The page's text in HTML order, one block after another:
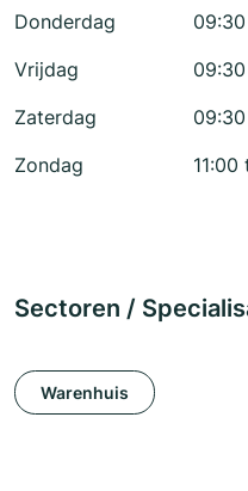
Donderdag
Vrijdag
Zaterdag
Zondag
11:00
Sectoren /
Warenhuis